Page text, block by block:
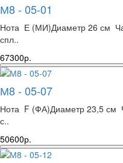
М8 - 05-01
Нота Е (МИ)Диаметр 26 см
спл..
67300р.
М8 - 05-07
Нота F (ФА)Диаметр 23,5 см
с..
50600р.